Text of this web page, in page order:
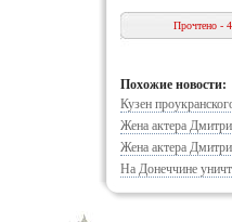
Прочтено -
Похожие новости:
Кузен
Жена актера
Жена актера
На Донеччине